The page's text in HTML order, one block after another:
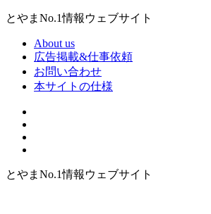
とやまNo.1情報ウェブサイト
About us
広告掲載&仕事依頼
お問い合わせ
本サイトの仕様
とやまNo.1情報ウェブサイト